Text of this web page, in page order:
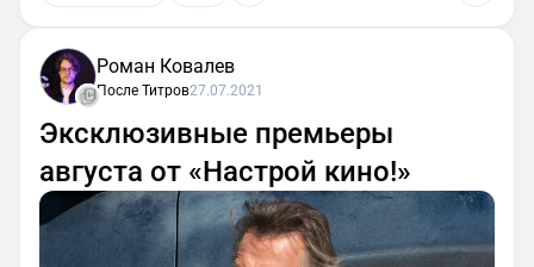
Роман Ковалев
После Титров27.07.2021
Эксклюзивные премьеры
августа от «Настрой кино!»